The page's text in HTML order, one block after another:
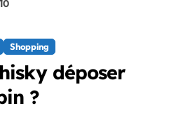
Shopping
déposer
?